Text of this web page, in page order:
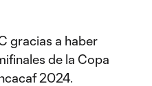
gracias a haber
de la Copa
2024.